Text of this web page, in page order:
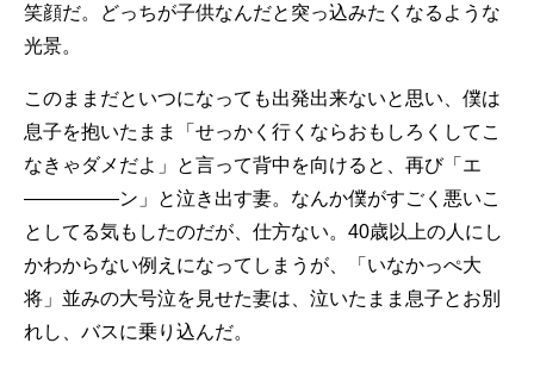
笑顔だ。どっちが子供なんだと突っ込みたくなるような
光景。
このままだといつになっても出発出来ないと思い、僕は
息子を抱いたまま「せっかく行くならおもしろくしてこ
なきゃダメだよ」と言って背中を向けると、再び「エ
―――――ン」と泣き出す妻。なんか僕がすごく悪いこ
としてる気もしたのだが、仕方ない。40歳以上の人にし
かわからない例えになってしまうが、「いなかっぺ大
将」並みの大号泣を見せた妻は、泣いたまま息子とお別
れし、バスに乗り込んだ。